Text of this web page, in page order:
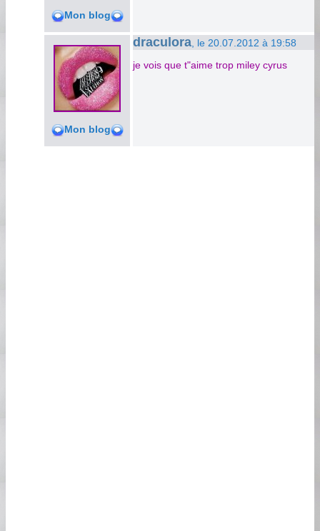
Mon blog
Mon blog
draculora , le 20.07.2012 à 19:58
je vois que t"aime trop miley cyrus